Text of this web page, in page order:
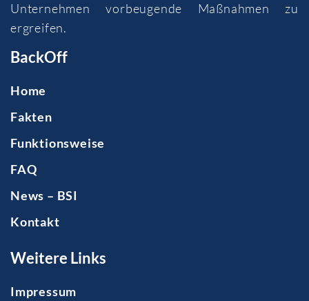
Unternehmen vorbeugende Maßnahmen zu
ergreifen.
BackOff
Home
Fakten
Funktionsweise
FAQ
News – BSI
Kontakt
Weitere Links
Impressum